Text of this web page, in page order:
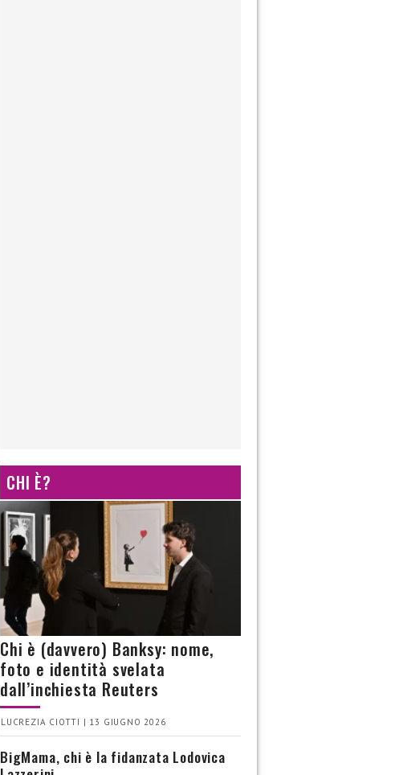
CHI È?
Chi è (davvero) Banksy: nome,
foto e identità svelata
dall’inchiesta Reuters
LUCREZIA CIOTTI | 13 GIUGNO 2026
BigMama, chi è la fidanzata Lodovica